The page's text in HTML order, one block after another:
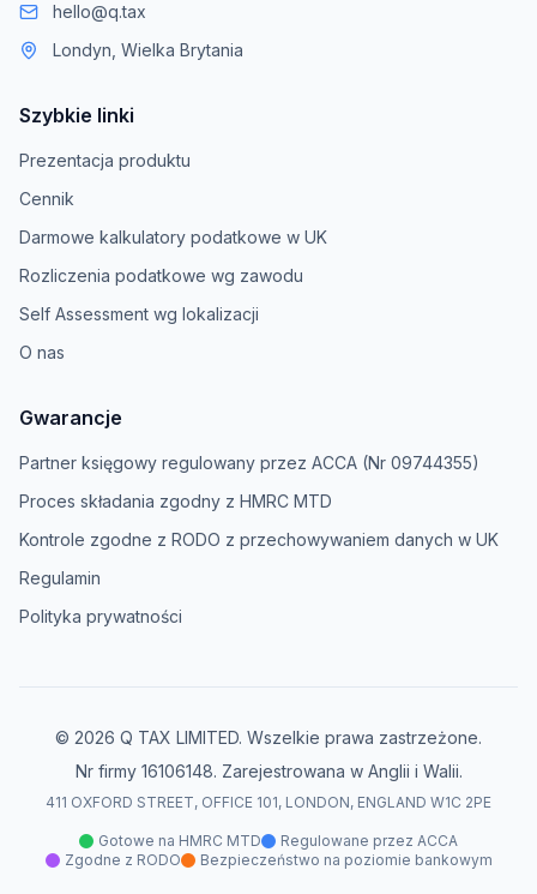
hello@q.tax
Londyn, Wielka Brytania
Szybkie linki
Prezentacja produktu
Cennik
Darmowe kalkulatory podatkowe w UK
Rozliczenia podatkowe wg zawodu
Self Assessment wg lokalizacji
O nas
Gwarancje
Partner księgowy regulowany przez ACCA (Nr 09744355)
Proces składania zgodny z HMRC MTD
Kontrole zgodne z RODO z przechowywaniem danych w UK
Regulamin
Polityka prywatności
© 2026 Q TAX LIMITED. Wszelkie prawa zastrzeżone.
Nr firmy 16106148. Zarejestrowana w Anglii i Walii.
411 OXFORD STREET, OFFICE 101, LONDON, ENGLAND W1C 2PE
Gotowe na HMRC MTD
Regulowane przez ACCA
Zgodne z RODO
Bezpieczeństwo na poziomie bankowym